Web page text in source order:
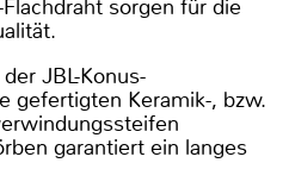
JBL-Konus-
garantiert ein langes